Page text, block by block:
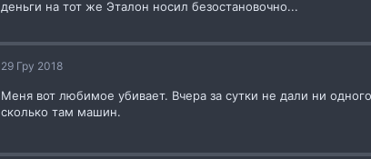
деньги на тот же Эталон носил безостановочно...
29 Гру 2018
Меня вот любимое убивает. Вчера за сутки не дали ни
сколько там машин.